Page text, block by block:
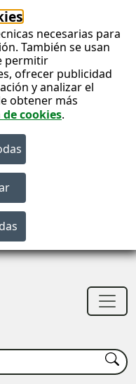
necesarias para
También se usan
permitir
ofrecer publicidad
y analizar el
obtener más
cookies.
Buscar